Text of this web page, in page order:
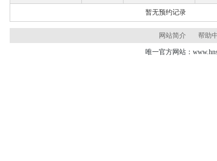
暂无预约记录
网站简介 帮助
唯一官方网站：